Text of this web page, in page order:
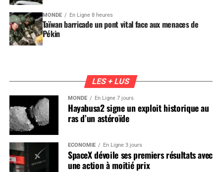
MONDE En Ligne 8 heures
Taïwan barricade un pont vital face aux menaces de
Pékin
LES + LUS
MONDE En Ligne 7 jours
Hayabusa2 signe un exploit historique au
ras d’un astéroïde
ÉCONOMIE En Ligne 3 jours
SpaceX dévoile ses premiers résultats avec
une action à moitié prix